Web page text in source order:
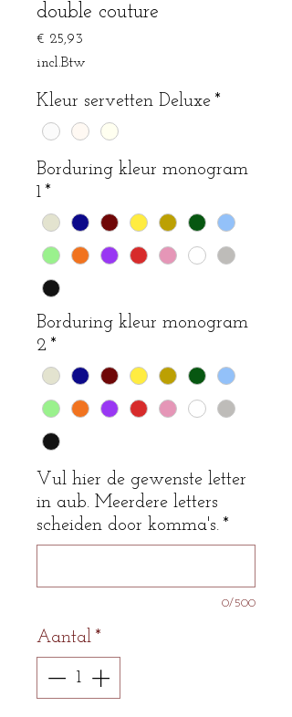
double couture
€ 25,93
incl.Btw
Kleur servetten Deluxe *
Borduring kleur monogram
1 *
Borduring kleur monogram
2 *
Vul hier de gewenste letter
in aub. Meerdere letters
scheiden door komma's. *
0/500
Aantal *